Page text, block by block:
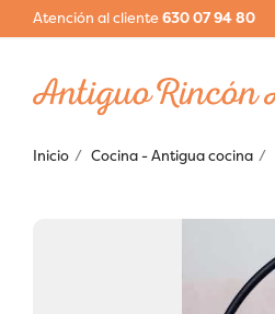
Atención al cliente630 07 94 80
Inicio Cocina - Antigua cocina